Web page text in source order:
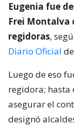
Eugenia fue
Frei Montalva
regidoras,
Diario Oficial
Luego de eso
regidora; hasta
asegurar el
designó